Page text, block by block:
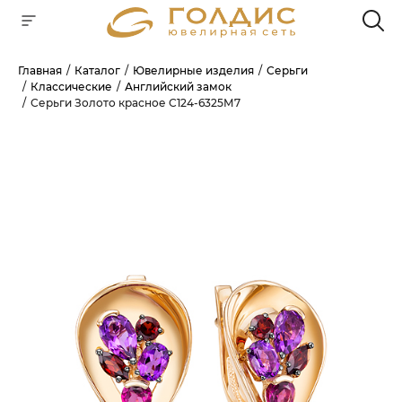
Главная Каталог Ювелирные изделия
Серьги
Классические
Английский замок
Серьги Золото красное С124-6325М7
Для клиентов всех банков
ГРАФИК ПЛАТЕЖЕЙ